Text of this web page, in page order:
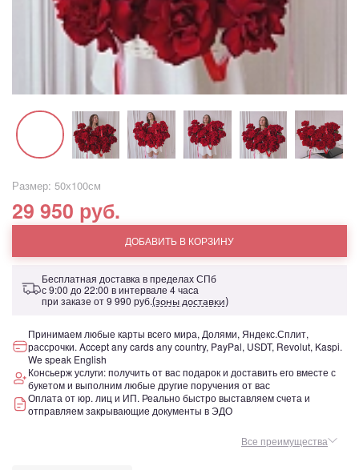
Размер: 50х100см
29 950 руб.
ДОБАВИТЬ В КОРЗИНУ
Бесплатная доставка в пределах СПб
с 9:00 до 22:00 в интервале 4 часа
при заказе от9 990 руб.(зоны доставки)
Принимаем любые карты всего мира, Долями, Яндекс.Сплит,
рассрочки. Accept any cards any country, PayPal, USDT, Revolut, Kaspi.
We speak English
Консьерж услуги: получить от вас подарок и доставить его вместе с
букетом и выполним любые другие поручения от вас
Оплата от юр. лиц и ИП. Реально быстро выставляем счета и
отправляем закрывающие документы в ЭДО
Все преимущества